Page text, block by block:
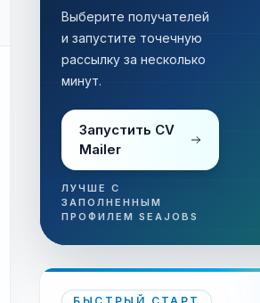
Выберите получателей
и запустите точечную
рассылку за несколько
минут.
Запустить CV
Mailer
ЛУЧШЕ С
ЗАПОЛНЕННЫМ
ПРОФИЛЕМ SEAJOBS